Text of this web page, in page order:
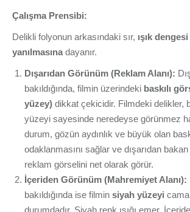
Çalışma Prensibi:
Delikli folyonun arkasındaki sır, ışık dengesi
yanılmasına dayanır.
Dışarıdan Görünüm (Reklam Alanı):
bakıldığında, filmin üzerindeki baskılı
yüzey) dikkat çekicidir. Filmdeki delikler,
yüzeyi sayesinde neredeyse görünmez
durum, gözün aydınlık ve büyük olan
odaklanmasını sağlar ve dışarıdan
reklam görselini net olarak görür.
İçeriden Görünüm (Mahremiyet Alanı):
bakıldığında ise filmin siyah yüzeyi cama
durumdadır. Siyah renk ışığı emer.